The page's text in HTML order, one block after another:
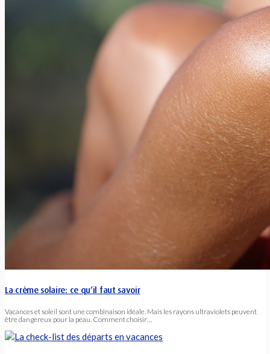
La crème solaire: ce qu’il faut savoir
Vacances et soleil sont une combinaison idéale. Mais les rayons ultraviolets peuvent
être dangereux pour la peau. Comment choisir…